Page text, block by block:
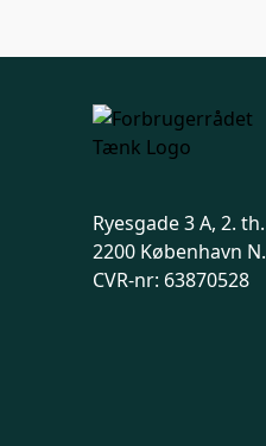
Ryesgade 3 A, 2. th.
2200 København N.
CVR-nr: 63870528